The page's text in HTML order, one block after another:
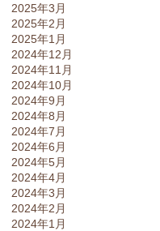
2025年3月
2025年2月
2025年1月
2024年12月
2024年11月
2024年10月
2024年9月
2024年8月
2024年7月
2024年6月
2024年5月
2024年4月
2024年3月
2024年2月
2024年1月